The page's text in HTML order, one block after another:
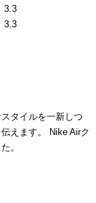
3.3
3.3
タイルを一新しつ
えます。 Nike Airク
。